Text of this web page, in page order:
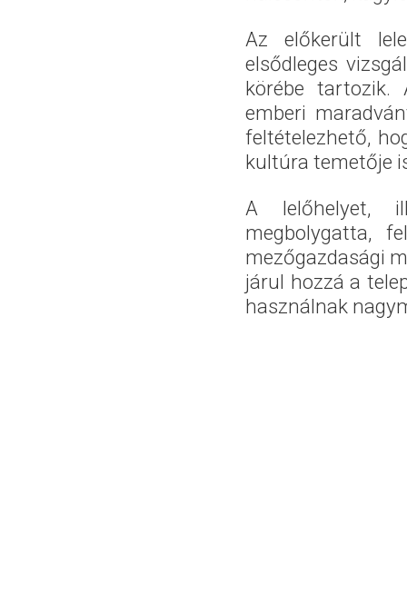
Az előkerült
elsődleges
körébe tartozik.
emberi
feltételezhető,
kultúra temetője
A lelőhelyet,
megbolygatta,
mezőgazdasági
járul hozzá a
használnak